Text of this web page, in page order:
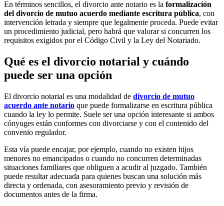
En términos sencillos, el divorcio ante notario es la formalización
del divorcio de mutuo acuerdo mediante escritura pública, con
intervención letrada y siempre que legalmente proceda. Puede evitar
un procedimiento judicial, pero habrá que valorar si concurren los
requisitos exigidos por el Código Civil y la Ley del Notariado.
Qué es el divorcio notarial y cuándo
puede ser una opción
El divorcio notarial es una modalidad de divorcio de mutuo
acuerdo ante notario que puede formalizarse en escritura pública
cuando la ley lo permite. Suele ser una opción interesante si ambos
cónyuges están conformes con divorciarse y con el contenido del
convenio regulador.
Esta vía puede encajar, por ejemplo, cuando no existen hijos
menores no emancipados o cuando no concurren determinadas
situaciones familiares que obliguen a acudir al juzgado. También
puede resultar adecuada para quienes buscan una solución más
directa y ordenada, con asesoramiento previo y revisión de
documentos antes de la firma.